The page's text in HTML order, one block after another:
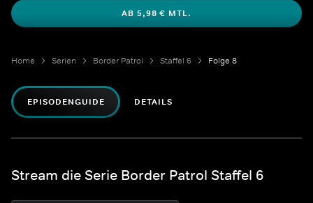
AB 5,98 € MTL.
Home Serien Border Patrol Staffel 6 Folge 8
EPISODENGUIDE DETAILS
Stream die Serie Border Patrol Staffel 6